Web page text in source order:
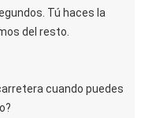
Tú haces la
del resto.
cuando puedes